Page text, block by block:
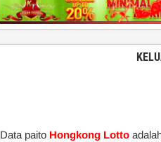
Data paito Hongkong Lotto